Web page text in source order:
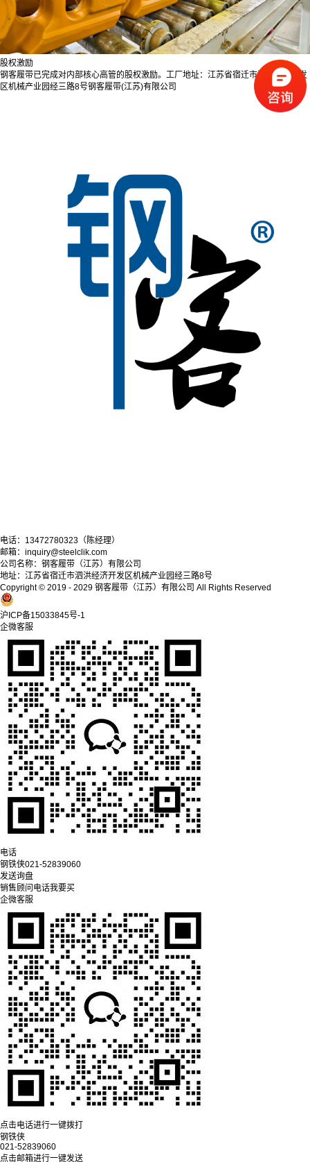
股权激励
钢客履带已完成对内部核心高管的股权激励。工厂地址：江苏省宿迁市泗洪经济开发
区机械产业园经三路8号钢客履带(江苏)有限公司
电话：13472780323（陈经理）
邮箱：inquiry@steelclik.com
公司名称：钢客履带（江苏）有限公司
地址：江苏省宿迁市泗洪经济开发区机械产业园经三路8号
Copyright © 2019 - 2029 钢客履带（江苏）有限公司 All Rights Reserved
沪ICP备15033845号-1
企微客服
电话
钢铁侠021-52839060
发送询盘
销售顾问 电话我要买
企微客服
点击电话进行一键拨打
钢铁侠
021-52839060
点击邮箱进行一键发送